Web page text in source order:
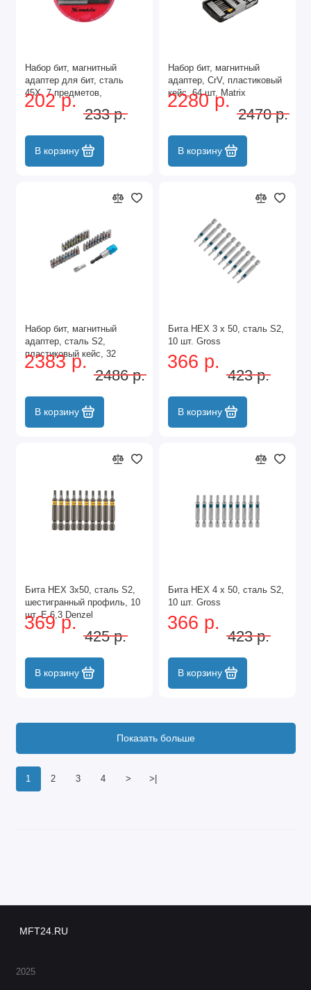
Набор бит, магнитный
адаптер для бит, сталь
45Х, 7 предметов,
пластиковый кейс Matrix
202 р.
233 р.
В корзину
Набор бит, магнитный
адаптер, CrV, пластиковый
кейс, 64 шт. Matrix
2280 р.
2470 р.
В корзину
Набор бит, магнитный
адаптер, сталь S2,
пластиковый кейс, 32
предмета Gross
2383 р.
2486 р.
В корзину
Бита HEX 3 х 50, сталь S2,
10 шт. Gross
366 р.
423 р.
В корзину
Бита HEX 3х50, сталь S2,
шестигранный профиль, 10
шт. Е 6,3 Denzel
369 р.
425 р.
В корзину
Бита HEX 4 х 50, сталь S2,
10 шт. Gross
366 р.
423 р.
В корзину
1 2 3 4 > >|
Показать больше
MFT24.RU
2025